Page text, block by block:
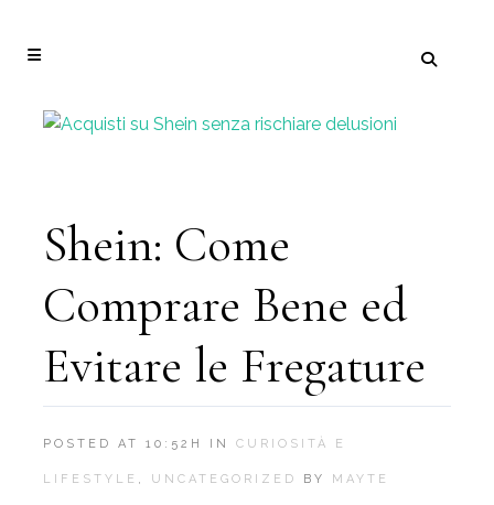
Shein: Come
Comprare Bene ed
Evitare le Fregature
POSTED AT 10:52H IN CURIOSITÀ E
LIFESTYLE , UNCATEGORIZED BY MAYTE